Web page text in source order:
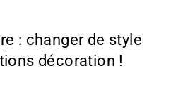
: changer de style
décoration !